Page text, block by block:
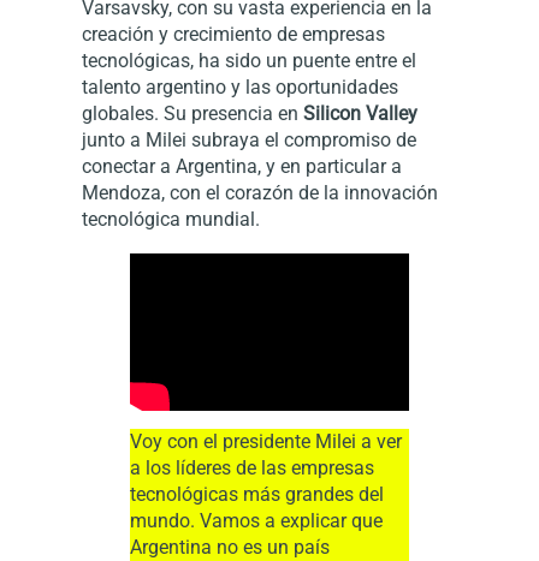
Varsavsky, con su vasta experiencia en la
creación y crecimiento de empresas
tecnológicas, ha sido un puente entre el
talento argentino y las oportunidades
globales. Su presencia en Silicon Valley
junto a Milei subraya el compromiso de
conectar a Argentina, y en particular a
Mendoza, con el corazón de la innovación
tecnológica mundial.
Voy con el presidente Milei a ver
a los líderes de las empresas
tecnológicas más grandes del
mundo. Vamos a explicar que
Argentina no es un país